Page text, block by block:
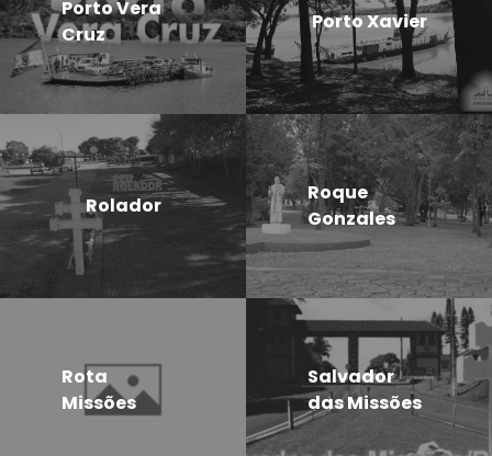
Porto Vera
Cruz
Porto Xavier
Rolador
Roque
Gonzales
Rota
Missões
Salvador
das Missões